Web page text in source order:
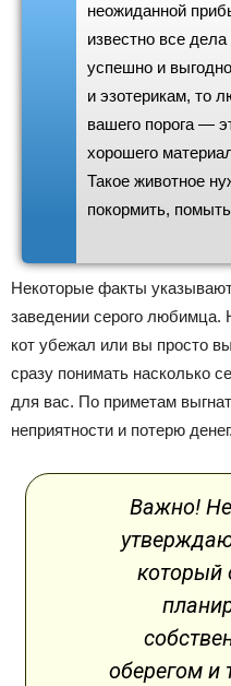
неожиданной
известно все
успешно и
и эзотерикам, то
вашего порога —
хорошего
Такое животное
покормить,
Некоторые факты
заведении серого любимца.
кот убежал или вы просто
сразу понимать насколько
для вас. По приметам
неприятности и потерю денег.
Важно!
который
оберегом и